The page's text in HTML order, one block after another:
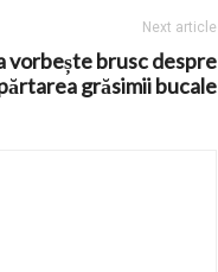
Next article
vorbește brusc despre
grăsimii bucale